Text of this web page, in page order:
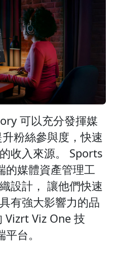
可以充分發揮媒
粉絲參與度，快速
收入來源。 Sports
的媒體資產管理工
設計， 讓他們快速
有強大影響力的品
Vizrt Viz One 技
台。